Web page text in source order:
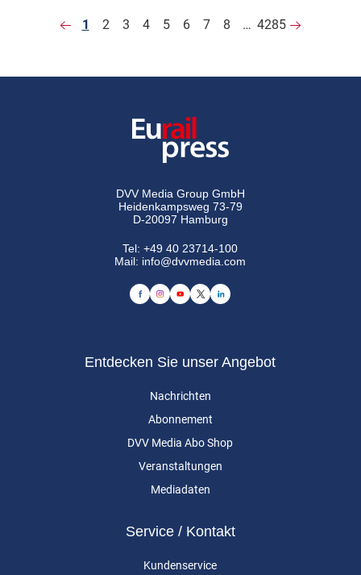
1 2 3 4 5 6 7 8 … 4285
DVV Media Group GmbH
Heidenkampsweg 73-79
D-20097 Hamburg
Tel:+49 40 23714-100
Mail: info@dvvmedia.com
Entdecken Sie unser Angebot
Nachrichten
Abonnement
DVV Media Abo Shop
Veranstaltungen
Mediadaten
Service / Kontakt
Kundenservice